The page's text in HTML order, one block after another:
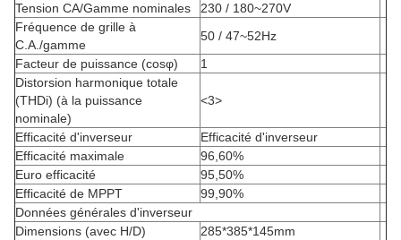
Tension CA/Gamme nominales
230 / 180~270V
Fréquence de grille à
C.A./gamme
50 / 47~52Hz
Facteur de puissance (cosφ)
1
Distorsion harmonique totale
(THDi) (à la puissance
nominale)
<3>
Efficacité d'inverseur
Efficacité d'inverseur
Efficacité maximale
96,60%
Euro efficacité
95,50%
Efficacité de MPPT
99,90%
Données générales d'inverseur
Dimensions (avec H/D)
285*385*145mm